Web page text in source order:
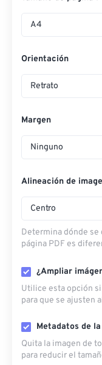
A4
Orientación
Retrato
Margen
Ninguno
Alineación de
Centro
Determina dónde se
página PDF es
¿Ampliar
Utilice esta opción
para que se ajusten
Metadatos de
Quita la imagen de
para reducir el